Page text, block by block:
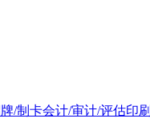
/制卡会计/审计/评估印刷